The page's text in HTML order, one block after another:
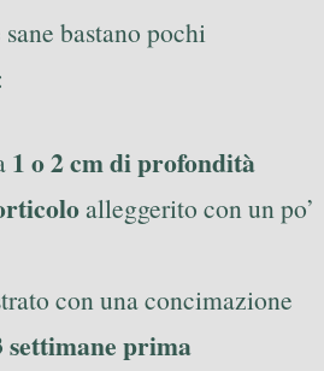
bastano pochi
1 o 2 cm di profondità
alleggerito con un po’
con una concimazione
settimane prima